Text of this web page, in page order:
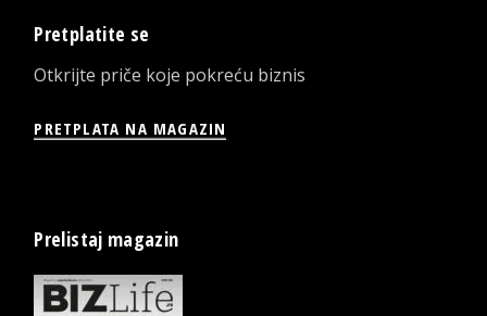
Pretplatite se
Otkrijte priče koje pokreću biznis
PRETPLATA NA MAGAZIN
Prelistaj magazin